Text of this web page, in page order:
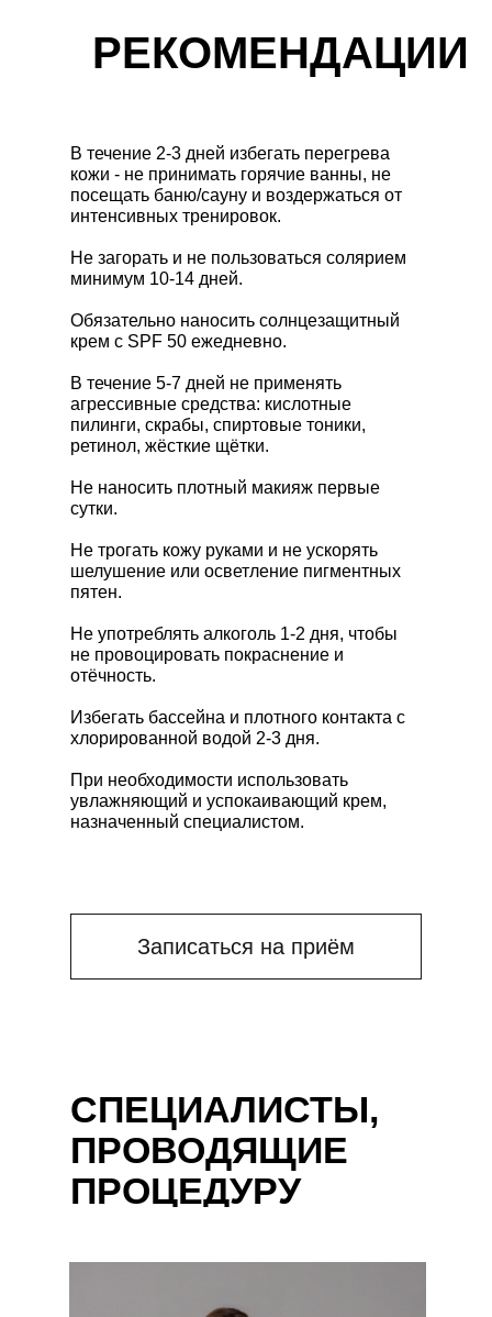
РЕКОМЕНДАЦИИ
В течение 2-3 дней избегать перегрева
кожи - не принимать горячие ванны, не
посещать баню/сауну и воздержаться от
интенсивных тренировок.
Не загорать и не пользоваться солярием
минимум 10-14 дней.
Обязательно наносить солнцезащитный
крем с SPF 50 ежедневно.
В течение 5-7 дней не применять
агрессивные средства: кислотные
пилинги, скрабы, спиртовые тоники,
ретинол, жёсткие щётки.
Не наносить плотный макияж первые
сутки.
Не трогать кожу руками и не ускорять
шелушение или осветление пигментных
пятен.
Не употреблять алкоголь 1-2 дня, чтобы
не провоцировать покраснение и
отёчность.
Избегать бассейна и плотного контакта с
хлорированной водой 2-3 дня.
При необходимости использовать
увлажняющий и успокаивающий крем,
назначенный специалистом.
Записаться на приём
СПЕЦИАЛИСТЫ,
ПРОВОДЯЩИЕ
ПРОЦЕДУРУ
Штелли Юлия
Игоревна
Стаж 18 лет